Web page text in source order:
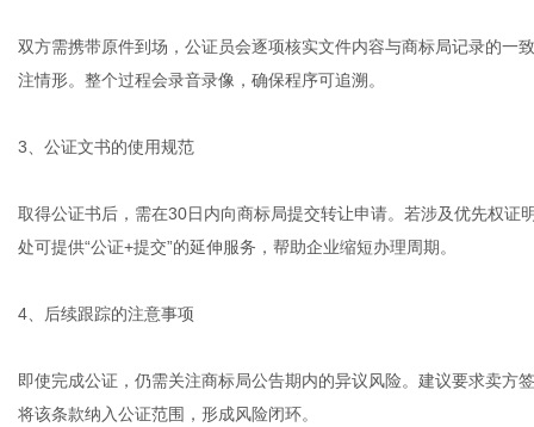
双方需携带原件到场，公证员会逐项核实文件内容与商标局记录的一
注情形。整个过程会录音录像，确保程序可追溯。
3、公证文书的使用规范
取得公证书后，需在30日内向商标局提交转让申请。若涉及优先权
处可提供“公证+提交”的延伸服务，帮助企业缩短办理周期。
4、后续跟踪的注意事项
即使完成公证，仍需关注商标局公告期内的异议风险。建议要求卖方
将该条款纳入公证范围，形成风险闭环。